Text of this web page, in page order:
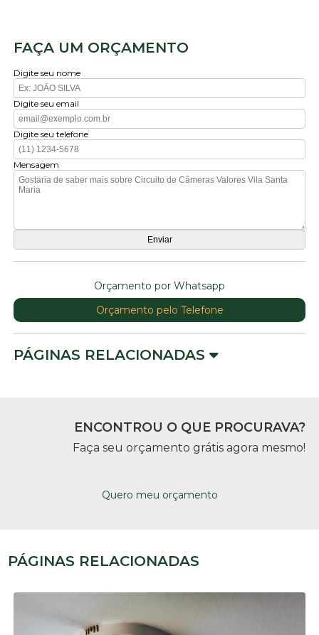
FAÇA UM ORÇAMENTO
Digite seu nome
Digite seu email
Digite seu telefone
Mensagem
Orçamento por Whatsapp
Orçamento pelo Telefone
PÁGINAS RELACIONADAS
ENCONTROU O QUE PROCURAVA?
Faça seu orçamento grátis agora mesmo!
Quero meu orçamento
PÁGINAS RELACIONADAS